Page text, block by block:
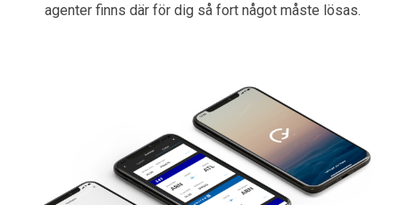
agenter finns där för dig så fort något måste lösas.